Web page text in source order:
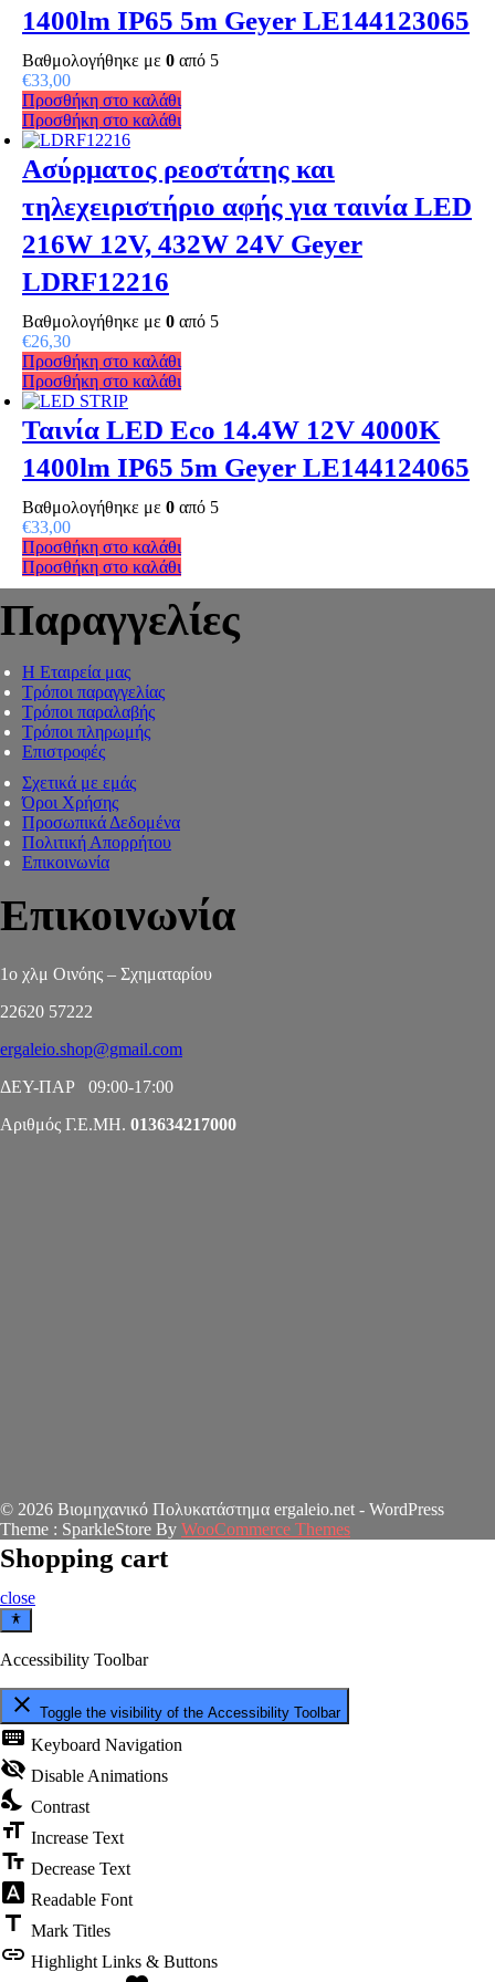
1400lm IP65 5m Geyer LE144123065
Βαθμολογήθηκε με 0 από 5
€33,00
Προσθήκη στο καλάθι
Προσθήκη στο καλάθι
Ασύρματος ρεοστάτης και
τηλεχειριστήριο αφής για ταινία LED
216W 12V, 432W 24V Geyer
LDRF12216
Βαθμολογήθηκε με 0 από 5
€26,30
Προσθήκη στο καλάθι
Προσθήκη στο καλάθι
Ταινία LED Eco 14.4W 12V 4000K
1400lm IP65 5m Geyer LE144124065
Βαθμολογήθηκε με 0 από 5
€33,00
Προσθήκη στο καλάθι
Προσθήκη στο καλάθι
Παραγγελίες
Η Εταιρεία μας
Τρόποι παραγγελίας
Τρόποι παραλαβής
Τρόποι πληρωμής
Επιστροφές
Σχετικά με εμάς
Όροι Χρήσης
Προσωπικά Δεδομένα
Πολιτική Απορρήτου
Επικοινωνία
Επικοινωνία
1ο χλμ Οινόης – Σχηματαρίου
22620 57222
ergaleio.shop@gmail.com
ΔΕΥ-ΠΑΡ 09:00-17:00
Αριθμός Γ.Ε.ΜΗ. 013634217000
© 2026 Βιομηχανικό Πολυκατάστημα ergaleio.net - WordPress
Theme : SparkleStore By WooCommerce Themes
Shopping cart
close
Accessibility Toolbar
close Toggle the visibility of the Accessibility Toolbar
keyboard Keyboard Navigation
visibility_off Disable Animations
nights_stay Contrast
format_size Increase Text
text_fields Decrease Text
font_download Readable Font
title Mark Titles
link Highlight Links & Buttons